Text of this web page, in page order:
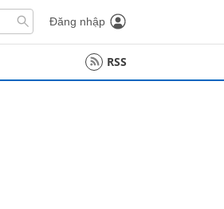
Đăng nhập
RSS